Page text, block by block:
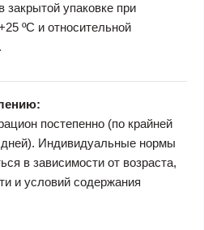
закрытой упаковке при
ºС и относительной
постепенно (по крайней
Индивидуальные нормы
в зависимости от возраста,
и условий содержания